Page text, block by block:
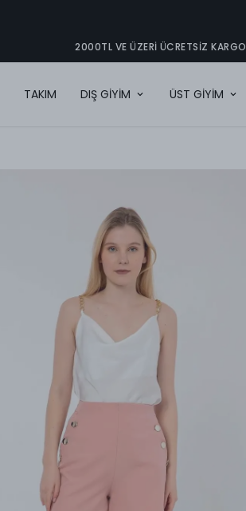
2000TL VE ÜZERI ÜCRETSIZ KARGO
TAKIM DIŞ GİYİM ÜST GİYİM